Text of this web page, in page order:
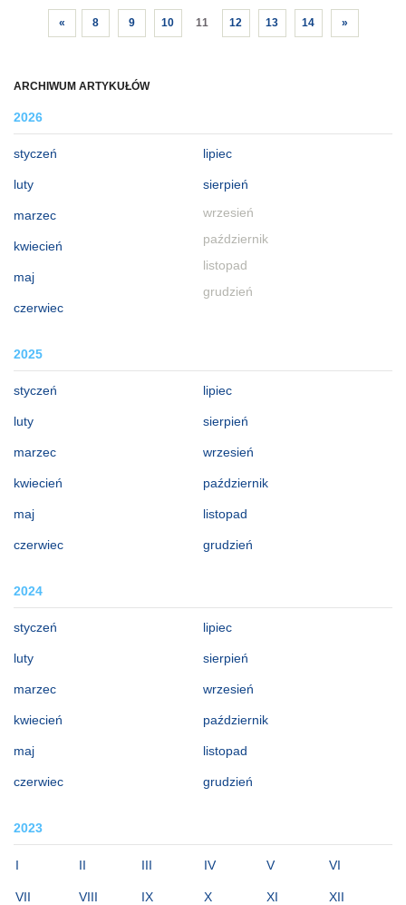
ARCHIWUM ARTYKUŁÓW
2026
styczeń
luty
marzec
kwiecień
maj
czerwiec
lipiec
sierpień
wrzesień
październik
listopad
grudzień
2025
styczeń
luty
marzec
kwiecień
maj
czerwiec
lipiec
sierpień
wrzesień
październik
listopad
grudzień
2024
styczeń
luty
marzec
kwiecień
maj
czerwiec
lipiec
sierpień
wrzesień
październik
listopad
grudzień
2023
I II III IV V VI
VII VIII IX X XI XII
« 8 9 10 11 12 13 14 »